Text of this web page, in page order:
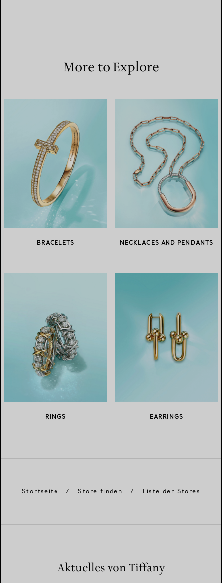
More to Explore
BRACELETS NECKLACES AND PENDANTS
RINGS EARRINGS
Startseite / Store finden / Liste der Stores
Aktuelles von Tiffany